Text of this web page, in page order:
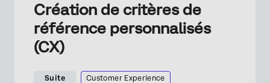
Création de critères de
référence personnalisés
(CX)
Suite Customer Experience